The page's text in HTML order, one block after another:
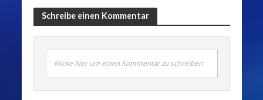
Schreibe einen Kommentar
Klicke hier um einen Kommentar zu schreiben